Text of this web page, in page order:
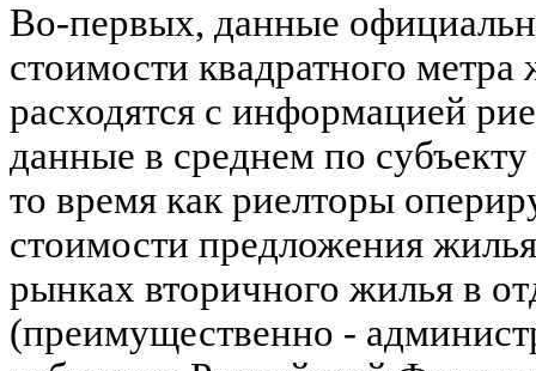
Во-первых, данные
стоимости квадратного
расходятся с информацией
данные в среднем по
то время как риелторы
стоимости предложения
рынках вторичного жилья в
(преимущественно -